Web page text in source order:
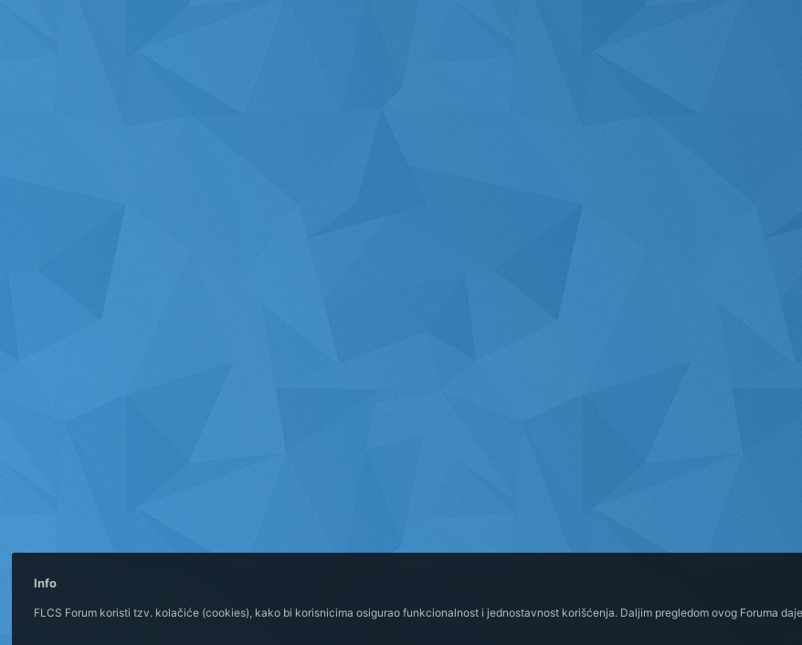
Info
FLCS Forum koristi tzv. kolačiće (cookies), kako bi korisnicima osigurao funkcionalnost i jednostavnost korišćenja. Daljim pregledom ovog Foruma